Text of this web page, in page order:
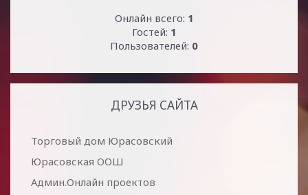
Онлайн всего: 1
Гостей: 1
Пользователей: 0
ДРУЗЬЯ САЙТА
Торговый дом Юрасовский
Юрасовская ООШ
Админ.Онлайн проектов